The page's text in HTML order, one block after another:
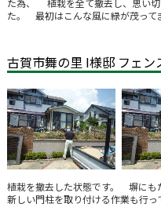
た為、 植栽を全て撤去し、思い切
た。 最初はこんな風に緑が茂って
古賀市舞の里 I様邸 フェ
植栽を撤去した状態です。 塀にも
新しい門柱を取り付ける作業も行っ